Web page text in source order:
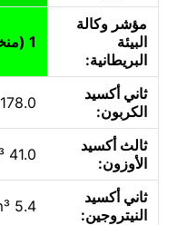
مؤشر وكالة
البيئة
البريطانية:
1 (منخفض)
ثاني أكسيد
الكربون:
178.0 µg/m³
ثالث أكسيد
الأوزون:
41.0 µg/m³
ثاني أكسيد
النيتروجين:
5.4 µg/m³